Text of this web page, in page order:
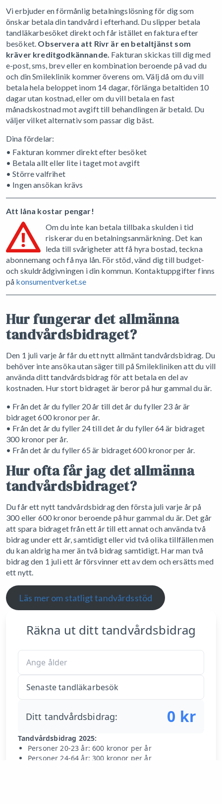
Vi erbjuder en förmånlig betalningslösning för dig som
önskar betala din tandvård i efterhand. Du slipper betala
tandläkarbesöket direkt och får istället en faktura efter
besöket. Observera att Rivr är en betaltjänst som
kräver kreditgodkännande. Fakturan skickas till dig med
e-post, sms, brev eller en kombination beroende på vad du
och din Smileklinik kommer överens om. Välj då om du vill
betala hela beloppet inom 14 dagar, förlänga betaltiden 10
dagar utan kostnad, eller om du vill betala en fast
månadskostnad mot avgift till behandlingen är betald. Du
väljer vilket alternativ som passar dig bäst.
Dina fördelar:
• Fakturan kommer direkt efter besöket
• Betala allt eller lite i taget mot avgift
• Större valfrihet
• Ingen ansökan krävs
Att låna kostar pengar!
Om du inte kan betala tillbaka skulden i tid
riskerar du en betalningsanmärkning. Det kan
leda till svårigheter att få hyra bostad, teckna
abonnemang och få nya lån. För stöd, vänd dig till budget-
och skuldrådgivningen i din kommun. Kontaktuppgifter finns
på konsumentverket.se
Hur fungerar det allmänna
tandvårdsbidraget?
Den 1 juli varje år får du ett nytt allmänt tandvårdsbidrag. Du
behöver inte ansöka utan säger till på Smilekliniken att du vill
använda ditt tandvårdsbidrag för att betala en del av
kostnaden. Hur stort bidraget är beror på hur gammal du är.
• Från det år du fyller 20 år till det år du fyller 23 år är
bidraget 600 kronor per år.
• Från det år du fyller 24 till det år du fyller 64 är bidraget
300 kronor per år.
• Från det år du fyller 65 är bidraget 600 kronor per år.
Hur ofta får jag det allmänna
tandvårdsbidraget?
Du får ett nytt tandvårdsbidrag den första juli varje år på
300 eller 600 kronor beroende på hur gammal du är. Det går
att spara bidraget från ett år till ett annat och använda två
bidrag under ett år, samtidigt eller vid två olika tillfällen men
du kan aldrig ha mer än två bidrag samtidigt. Har man två
bidrag den 1 juli ett år försvinner ett av dem och ersätts med
ett nytt.
Läs mer om statligt tandvårdsstöd